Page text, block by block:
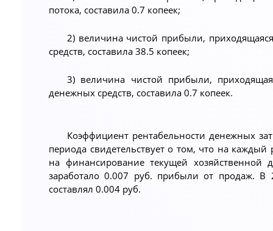
потока, составила 0.7 копеек;
2) величина чистой прибыли,
средств, составила 38.5 копеек;
3) величина чистой прибыли,
денежных средств, составила 0.7 копеек.
Коэффициент рентабельности денежных
периода свидетельствует о том, что на
на финансирование текущей хозяйственной
заработало 0.007 руб. прибыли от продаж. В
составлял 0.004 руб.